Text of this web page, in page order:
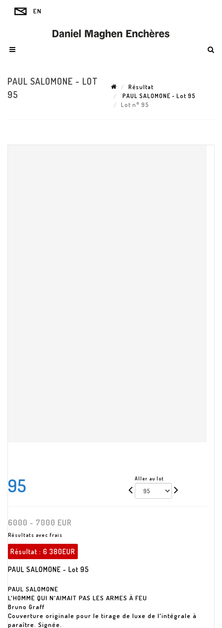
PAUL SALOMONE - LOT
95
Résultat
PAUL SALOMONE - Lot 95
Lot n° 95
95 Aller au lot
6000 - 7000 EUR
Résultats avec frais
Résultat : 6 380EUR
PAUL SALOMONE - Lot 95
PAUL SALOMONE
L'HOMME QUI N'AIMAIT PAS LES ARMES À FEU
Bruno Graff
Couverture originale pour le tirage de luxe de l'intégrale à
paraître. Signée.